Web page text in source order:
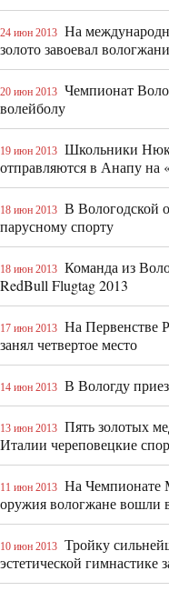
24 июн 2013 На
золото завоевал
20 июн 2013 Чемпионат
волейболу
19 июн 2013 Школьники
отправляются в Анапу на
18 июн 2013 В Вологодской
парусному спорту
18 июн 2013 Команда из
RedBull Flugtag 2013
17 июн 2013 На Первенстве
занял четвертое место
14 июн 2013 В Вологду
13 июн 2013 Пять золотых
Италии череповецкие
11 июн 2013 На Чемпионате
оружия вологжане вошли
10 июн 2013 Тройку
эстетической гимнастике